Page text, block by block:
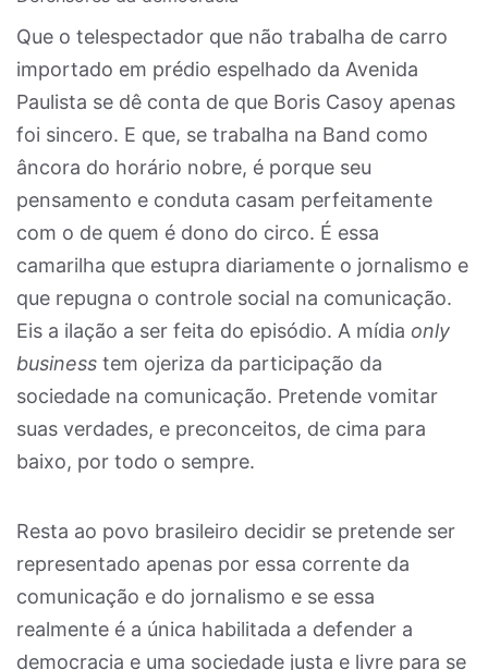
Que o telespectador que não trabalha de carro
importado em prédio espelhado da Avenida
Paulista se dê conta de que Boris Casoy apenas
foi sincero. E que, se trabalha na Band como
âncora do horário nobre, é porque seu
pensamento e conduta casam perfeitamente
com o de quem é dono do circo. É essa
camarilha que estupra diariamente o jornalismo e
que repugna o controle social na comunicação.
Eis a ilação a ser feita do episódio. A mídia only
business tem ojeriza da participação da
sociedade na comunicação. Pretende vomitar
suas verdades, e preconceitos, de cima para
baixo, por todo o sempre.
Resta ao povo brasileiro decidir se pretende ser
representado apenas por essa corrente da
comunicação e do jornalismo e se essa
realmente é a única habilitada a defender a
democracia e uma sociedade justa e livre para se